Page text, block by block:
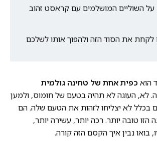
השוליים המושלמים עם קראסט זהוב
לקחת את הסוד הזה ולהפוך אותו לשלכם
הוא כפית אחת של טחינה גולמית
לא, העוגה לא תהיה בטעם של חומוס, ולמען
בכלל לא יצליחו לזהות את הטעם שלה. הם
הזו טובה יותר. רכה יותר, עשירה יותר,
בואו נבין איך הקסם הזה קורה.